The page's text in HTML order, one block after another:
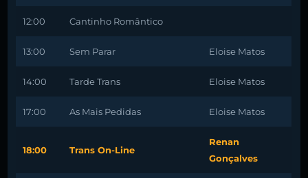
12:00 Cantinho Romântico
13:00 Sem Parar Eloise Matos
14:00 Tarde Trans Eloise Matos
17:00 As Mais Pedidas Eloise Matos
18:00 Trans On-Line
Renan
Gonçalves